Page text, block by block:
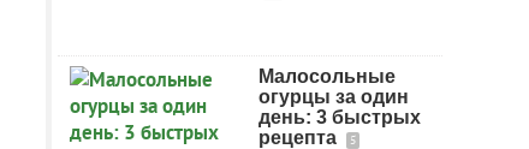
Малосольные
огурцы за один
день: 3 быстрых
рецепта
5